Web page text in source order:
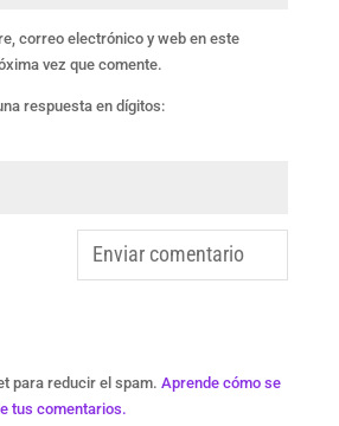
correo electrónico y web en este
vez que comente.
respuesta en dígitos:
para reducir el spam. Aprende cómo se
tus comentarios.